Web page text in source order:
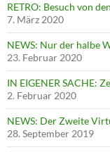
RETRO: Besuch von
7. März 2020
NEWS: Nur der halbe
23. Februar 2020
IN EIGENER SACHE:
2. Februar 2020
NEWS: Der Zweite
28. September 2019